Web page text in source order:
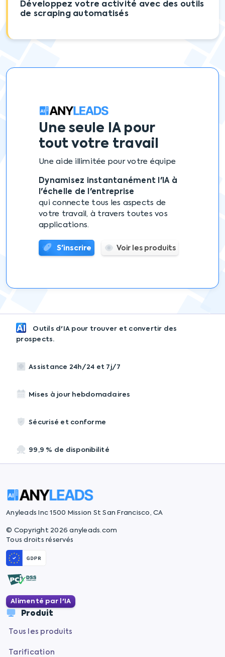
Développez votre activité avec des outils
de scraping automatisés
Une seule IApour
tout votre travail
Une aide illimitée pour votre équipe
Dynamisez instantanément l'IA à
l'échelle de l'entreprise
qui connecte tous les aspects de
votre travail, à travers toutes vos
applications.
S'inscrire Voir les produits
Outils d'IA pour trouver et convertir des
prospects.
Assistance 24h/24 et 7j/7
Mises à jour hebdomadaires
Sécurisé et conforme
99,9 % de disponibilité
Anyleads Inc 1500 Mission St San Francisco, CA
© Copyright 2026 anyleads.com
Tous droits réservés
Alimenté par l'IA
Produit
Tous les produits
Tarification